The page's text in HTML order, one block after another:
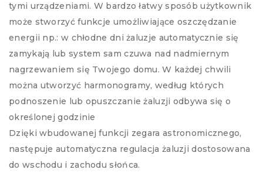
tymi urządzeniami. W bardzo łatwy sposób użytkownik
może stworzyć funkcje umożliwiające oszczędzanie
energii np.: w chłodne dni żaluzje automatycznie się
zamykają lub system sam czuwa nad nadmiernym
nagrzewaniem się Twojego domu. W każdej chwili
można utworzyć harmonogramy, według których
podnoszenie lub opuszczanie żaluzji odbywa się o
określonej godzinie
Dzięki wbudowanej funkcji zegara astronomicznego,
następuje automatyczna regulacja żaluzji dostosowana
do wschodu i zachodu słońca.